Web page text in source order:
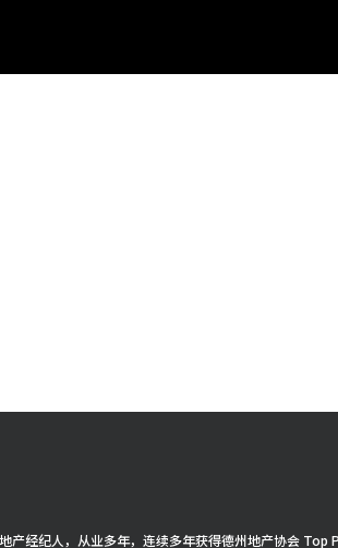
经纪人，从业多年，连续多年获得德州地产协会